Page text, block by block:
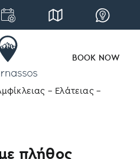
BOOK NOW
πλήθος
με πλήθος
– Ελάτειας –